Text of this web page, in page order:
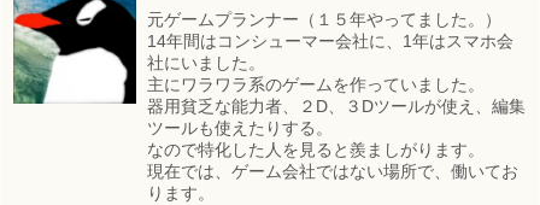
元ゲームプランナー（１５年やってました。）
14年間はコンシューマー会社に、1年はスマホ会
社にいました。
主にワラワラ系のゲームを作っていました。
器用貧乏な能力者、２D、３Dツールが使え、編集
ツールも使えたりする。
なので特化した人を見ると羨ましがります。
現在では、ゲーム会社ではない場所で、働いてお
ります。